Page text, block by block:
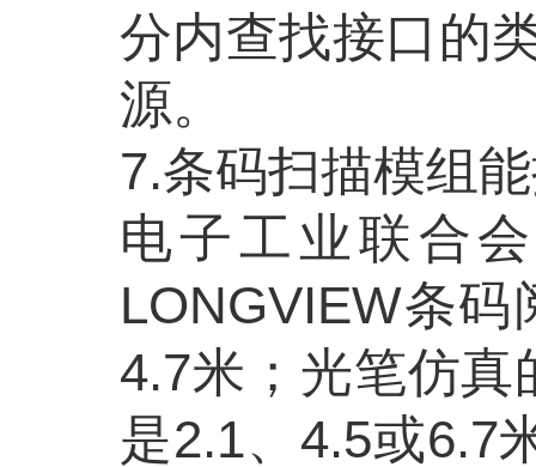
分内查找接口的
源。
7.条码扫描模组
电子工业联合
LONGVIEW条
4.7米；光笔仿真
是2.1、4.5或6.7